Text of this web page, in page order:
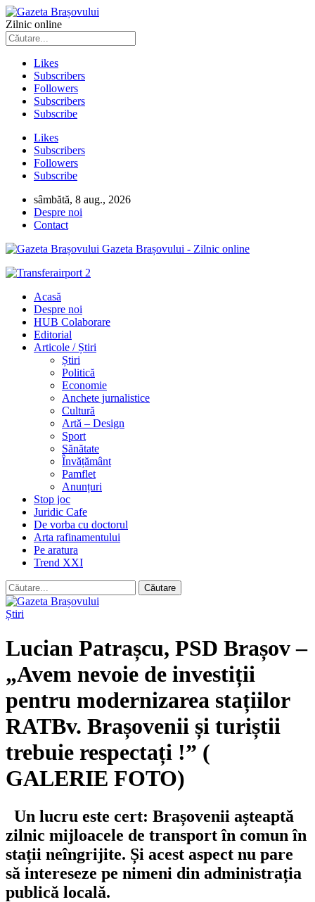
Zilnic online
Likes
Subscribers
Followers
Subscribers
Subscribe
Likes
Subscribers
Followers
Subscribe
sâmbătă, 8 aug., 2026
Despre noi
Contact
Gazeta Brașovului - Zilnic online
Acasă
Despre noi
HUB Colaborare
Editorial
Articole / Știri
Știri
Politică
Economie
Anchete jurnalistice
Cultură
Artă – Design
Sport
Sănătate
Învățământ
Pamflet
Anunțuri
Stop joc
Juridic Cafe
De vorba cu doctorul
Arta rafinamentului
Pe aratura
Trend XXI
Știri
Lucian Patrașcu, PSD Brașov –
„Avem nevoie de investiții
pentru modernizarea stațiilor
RATBv. Brașovenii și turiștii
trebuie respectați !” (
GALERIE FOTO)
Un lucru este cert: Brașovenii așteaptă
zilnic mijloacele de transport în comun în
stații neîngrijite. Și acest aspect nu pare
să intereseze pe nimeni din administrația
publică locală.